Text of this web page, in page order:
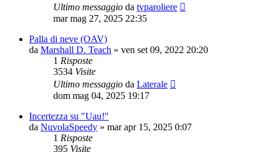
Ultimo messaggio da tvparoliere
mar mag 27, 2025 22:35
Palla di neve (OAV)
da Marshall D. Teach » ven set 09, 2022 20:20
1 Risposte
3534 Visite
Ultimo messaggio da Laterale
dom mag 04, 2025 19:17
Incertezza su "Uau!"
da NuvolaSpeedy » mar apr 15, 2025 0:07
1 Risposte
395 Visite